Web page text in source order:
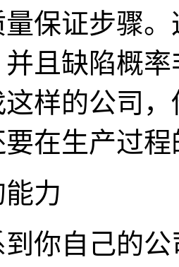
保证步骤
且缺陷概
样的公司
在生产过
力
你自己的